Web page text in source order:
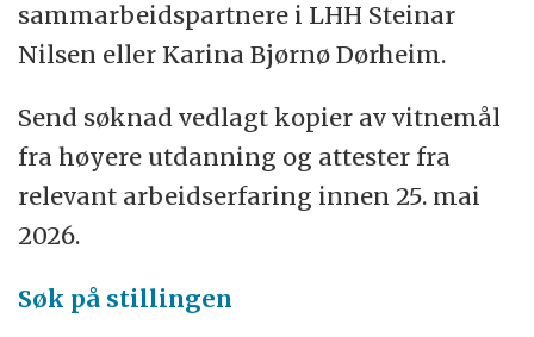
sammarbeidspartnere i LHH Steinar
Nilsen eller Karina Bjørnø Dørheim.
Send søknad vedlagt kopier av vitnemål
fra høyere utdanning og attester fra
relevant arbeidserfaring innen 25. mai
2026.
Søk på stillingen